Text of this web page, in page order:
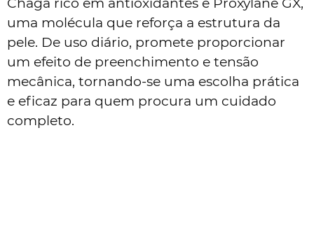
uma molécula que reforça a estrutura da
pele. De uso diário, promete proporcionar
um efeito de preenchimento e tensão
mecânica, tornando-se uma escolha prática
e eficaz para quem procura um cuidado
completo.